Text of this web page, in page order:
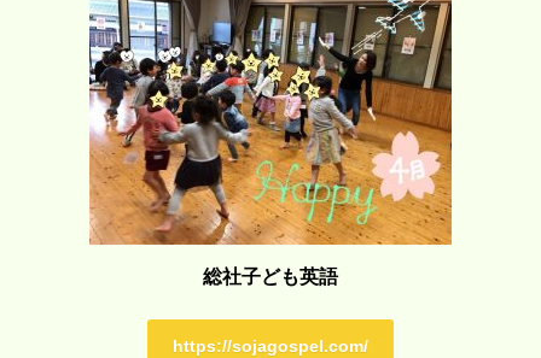
総社子ども英語
https://sojagospel.com/